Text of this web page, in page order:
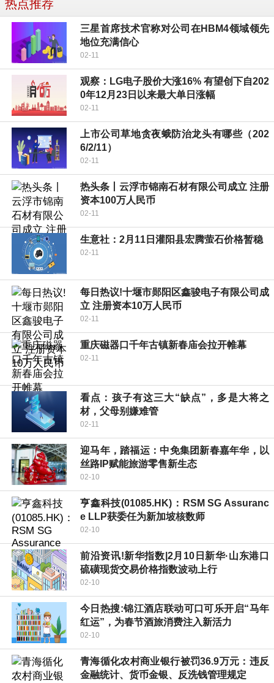
热点推荐
三星首席技术官称对公司在HBM4领域领先
地位充满信心
02-11
观察：LG电子股价大涨16% 有望创下自202
0年12月23日以来最大单日涨幅
02-11
上市公司草地贪夜蛾防治龙头有哪些（202
6/2/11）
02-11
热头条丨云浮市锦南石材有限公司成立 注册
资本100万人民币
02-11
生意社：2月11日灌阳县宏腾萤石价格暂稳
02-11
每日热议!十堰市郧阳区鑫骏电子有限公司成
立 注册资本10万人民币
02-11
重庆磁器口千年古镇新春庙会拉开帷幕
02-11
看点：孩子有这三大“缺点”，多是大将之
材，父母别嫌难管
02-11
迎马年，踏福运：中免集团新春嘉年华，以
丝路IP赋能旅游零售新生态
02-10
亨鑫科技(01085.HK)：RSM SG Assuranc
e LLP获委任为新加坡核数师
02-10
前沿资讯!新华指数|2月10日新华·山东港口
硫磺现货交易价格指数波动上行
02-10
今日热搜:锦江酒店联动可口可乐开启“马年
红运”，为春节酒旅消费注入新活力
02-10
青海循化农村商业银行被罚36.9万元：违反
金融统计、货币金银、反洗钱管理规定